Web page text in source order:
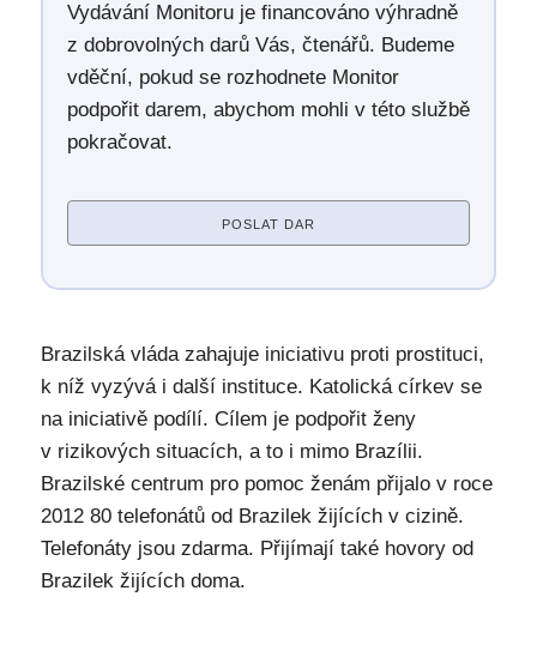
Vydávání Monitoru je financováno výhradně
z dobrovolných darů Vás, čtenářů. Budeme
vděční, pokud se rozhodnete Monitor
podpořit darem, abychom mohli v této službě
pokračovat.
POSLAT DAR
Brazilská vláda zahajuje iniciativu proti prostituci,
k níž vyzývá i další instituce. Katolická církev se
na iniciativě podílí. Cílem je podpořit ženy
v rizikových situacích, a to i mimo Brazílii.
Brazilské centrum pro pomoc ženám přijalo v roce
2012 80 telefonátů od Brazilek žijících v cizině.
Telefonáty jsou zdarma. Přijímají také hovory od
Brazilek žijících doma.